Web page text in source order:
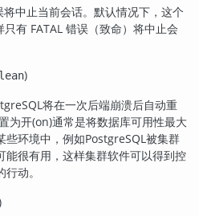
中止当前会话。默认情况下，这个
有 FATAL 错误（致命）将中止会
)
将在一次后端崩溃后自动重
为开(on)通常是将数据库可用性最大
些环境中，例如PostgreSQL被集群
能很有用，这样集群软件可以得到控
动。